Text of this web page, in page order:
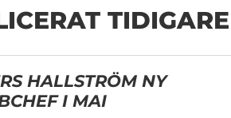
TIDIGARE
HALLSTRÖM NY
I MAI